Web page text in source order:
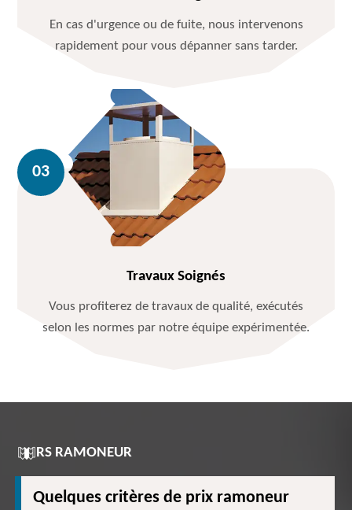
En cas d'urgence ou de fuite, nous intervenons
rapidement pour vous dépanner sans tarder.
Travaux Soignés
Vous profiterez de travaux de qualité, exécutés
selon les normes par notre équipe expérimentée.
RS RAMONEUR
Quelques critères de prix ramoneur